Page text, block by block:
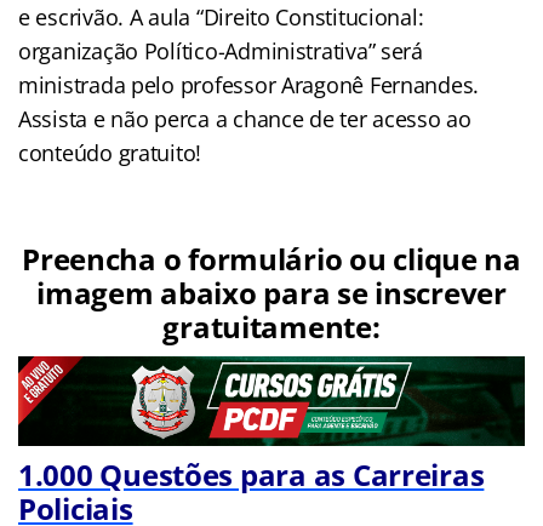
e escrivão. A aula “Direito Constitucional:
organização Político-Administrativa” será
ministrada pelo professor Aragonê Fernandes.
Assista e não perca a chance de ter acesso ao
conteúdo gratuito!
Preencha o formulário ou clique na
imagem abaixo para se inscrever
gratuitamente:
1.000 Questões para as Carreiras
Policiais